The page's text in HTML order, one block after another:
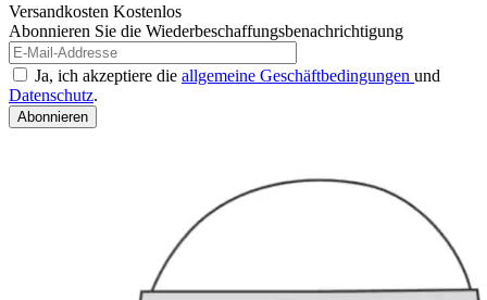
Versandkosten Kostenlos
Abonnieren Sie die Wiederbeschaffungsbenachrichtigung
Ja, ich akzeptiere die allgemeine Geschäftbedingungen und
Datenschutz.
Abonnieren